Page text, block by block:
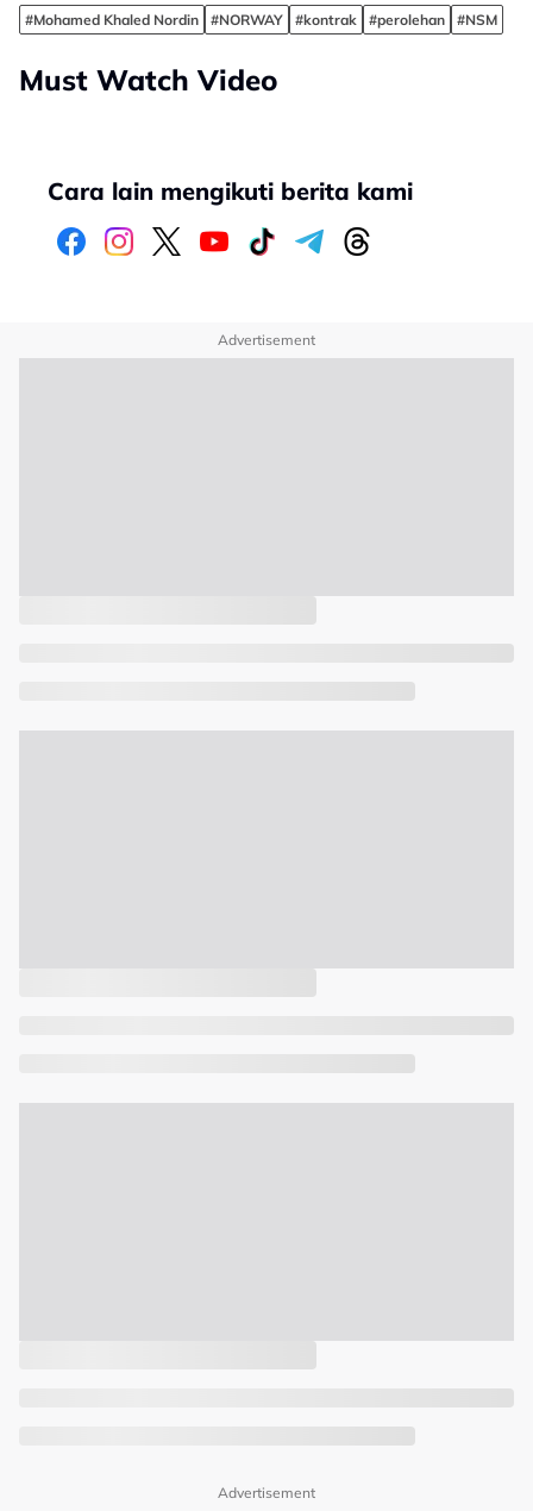
#Mohamed Khaled Nordin #NORWAY #kontrak #perolehan #NSM
Must Watch Video
Cara lain mengikuti berita kami
Advertisement
Advertisement